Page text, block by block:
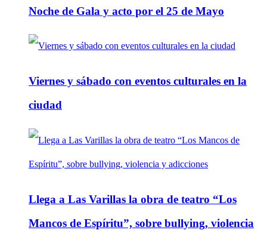
Noche de Gala y acto por el 25 de Mayo
Viernes y sábado con eventos culturales en la
ciudad
Llega a Las Varillas la obra de teatro “Los
Mancos de Espíritu”, sobre bullying, violencia